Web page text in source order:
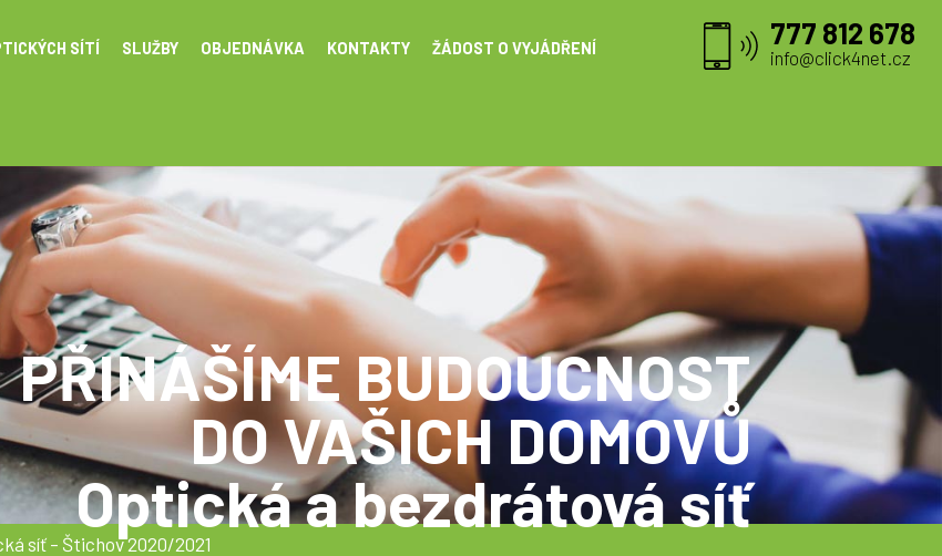
SÍTÍ SLUŽBY OBJEDNÁVKA KONTAKTY ŽÁDOST O VYJÁDŘENÍ 777 812 678
info@click4net.cz
PŘINÁŠÍME BUDOUCNOST
DO VAŠICH DOMOVŮ
Optická a bezdrátová síť
síť - Štichov 2020/2021